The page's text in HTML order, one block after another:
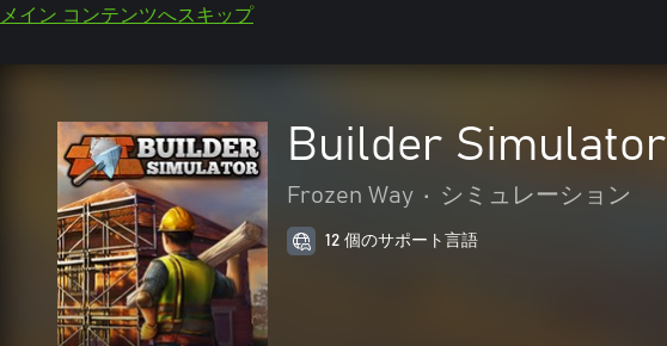
メイン コンテンツへスキップ
Builder Simulator
Frozen Way • シミュレーション
12 個のサポート言語